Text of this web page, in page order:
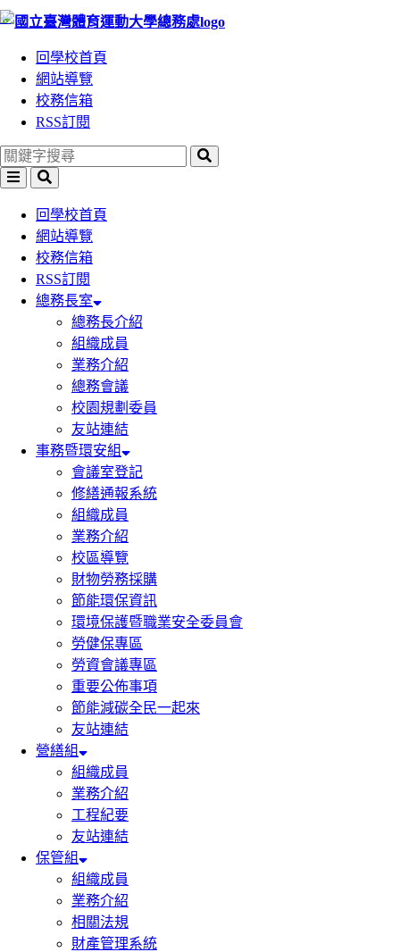
跳
區
塊
跳
區
塊
:::
回學校首頁
網站導覽
校務信箱
RSS訂閱
回學校首頁
網站導覽
校務信箱
RSS訂閱
總務長室
總務長介紹
組織成員
業務介紹
總務會議
校園規劃委員
友站連結
事務暨環安組
會議室登記
修繕通報系統
組織成員
業務介紹
校區導覽
財物勞務採購
節能環保資訊
環境保護暨職業安全委員會
勞健保專區
勞資會議專區
重要公佈事項
節能減碳全民一起來
友站連結
營繕組
組織成員
業務介紹
工程紀要
友站連結
保管組
組織成員
業務介紹
相關法規
財產管理系統